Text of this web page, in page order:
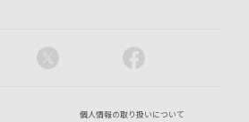
個人情報の取り扱いについて